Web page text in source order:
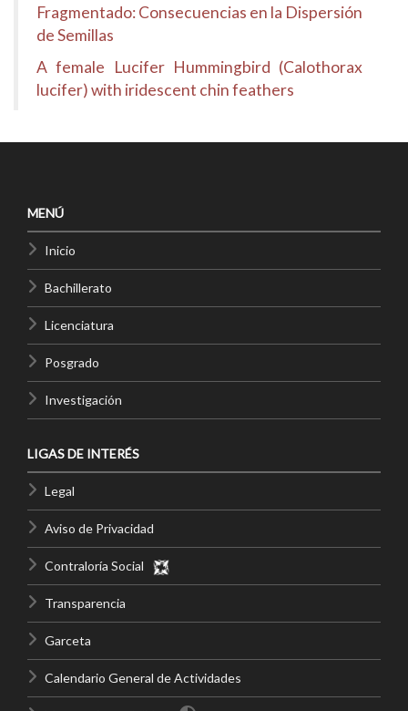
Fragmentado: Consecuencias en la Dispersión
de Semillas
A female Lucifer Hummingbird (Calothorax
lucifer) with iridescent chin feathers
MENÚ
Inicio
Bachillerato
Licenciatura
Posgrado
Investigación
LIGAS DE INTERÉS
Legal
Aviso de Privacidad
Contraloría Social
Transparencia
Garceta
Calendario General de Actividades